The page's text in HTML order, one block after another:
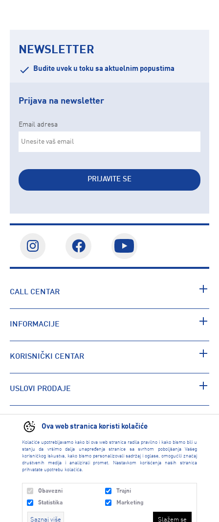
Ova web stranica koristi kolačiće
Kolačiće upotrebljavamo kako bi ova web stranica radila pravilno i kako bismo bili u
stanju da vršimo dalja unapređenja stranice sa svrhom poboljšanja Vašeg
korisničkog iskustva, kako bismo personalizovali sadržaj i oglase, omogućili značaj
društvenih medija i analizirali promet. Nastavkom korišćenja naših stranica
prihvatate upotrebu kolačića.
Obavezni
Trajni
Statistika
Marketing
Saznaj više Slažem se
NEWSLETTER
Budite uvek u toku sa aktuelnim popustima
Prijava na newsletter
Email adresa
PRIJAVITE SE
CALL CENTAR
INFORMACIJE
KORISNIČKI CENTAR
USLOVI PRODAJE
PRONAĐI RADNJU